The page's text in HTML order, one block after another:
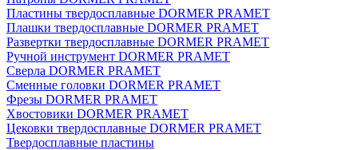
Пластины твердосплавные DORMER PRAMET
Плашки твердосплавные DORMER PRAMET
Развертки твердосплавные DORMER PRAMET
Ручной инструмент DORMER PRAMET
Сверла DORMER PRAMET
Сменные головки DORMER PRAMET
Фрезы DORMER PRAMET
Хвостовики DORMER PRAMET
Цековки твердосплавные DORMER PRAMET
Твердосплавные пластины